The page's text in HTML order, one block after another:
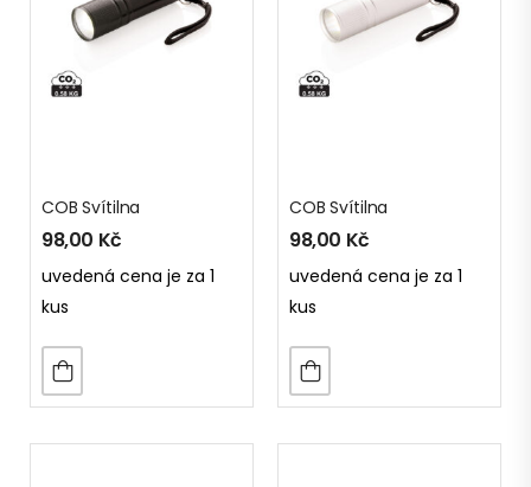
COB Svítilna
98,00 Kč
uvedená cena je za 1
kus
COB Svítilna
98,00 Kč
uvedená cena je za 1
kus